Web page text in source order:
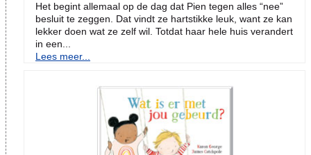
Het begint allemaal op de dag dat Pien tegen alles “nee”
besluit te zeggen. Dat vindt ze hartstikke leuk, want ze kan
lekker doen wat ze zelf wil. Totdat haar hele huis verandert
in een...
Lees meer...